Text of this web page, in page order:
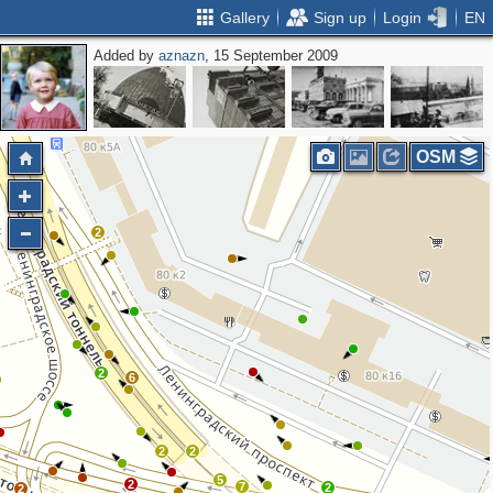
Gallery Sign up Login EN
Added byaznazn, 15 September 2009
2
5 7
2
2
2 6
2
2
2
OSM